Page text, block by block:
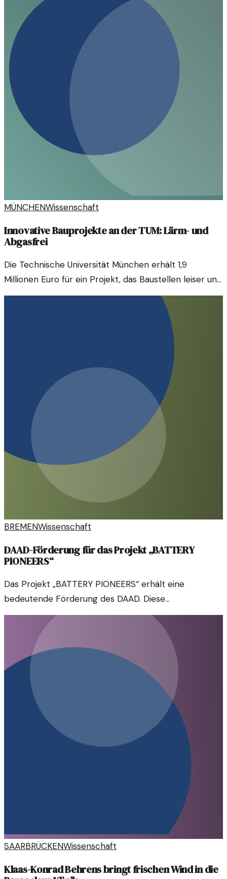
MÜNCHENWissenschaft
Innovative Bauprojekte an der TUM: Lärm- und
Abgasfrei
Die Technische Universität München erhält 1,9
Millionen Euro für ein Projekt, das Baustellen leiser und
umweltfreundlicher gestalten soll. Fortschritte bei der
Reduzierung von Lärm und Dieselabgasen könnten die
BREMENWissenschaft
DAAD-Förderung für das Projekt „BATTERY
PIONEERS“
Das Projekt „BATTERY PIONEERS“ erhält eine
bedeutende Förderung des DAAD. Diese
Unterstützung zielt darauf ab, innovative Ansätze in
der Batterieforschung zu fördern.
SAARBRÜCKENWissenschaft
Klaas-Konrad Behrens bringt frischen Wind in die